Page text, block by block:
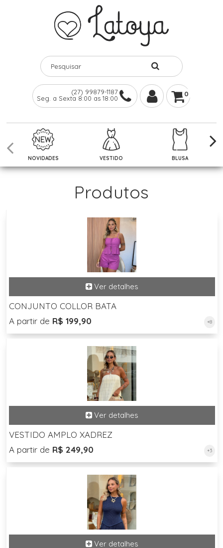
(27) 99879-1187
Seg. a Sexta 8:00 as 18:00
0
NOVIDADES VESTIDO BLUSA
Produtos
CONJUNTO COLLOR BATA
A partir de R$ 199,90 +8
VESTIDO AMPLO XADREZ
A partir de R$ 249,90 +3